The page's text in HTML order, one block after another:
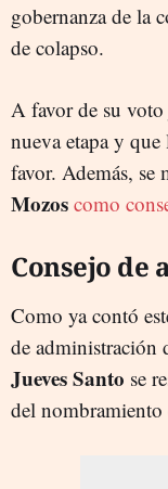
gobernanza de la
de colapso.
A favor de su
nueva etapa y que
favor. Además, se
Mozos como
Consejo de
Como ya contó
de administración
Jueves Santo se
del